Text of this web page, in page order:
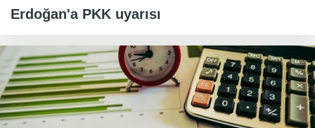
Erdoğan'a PKK uyarısı